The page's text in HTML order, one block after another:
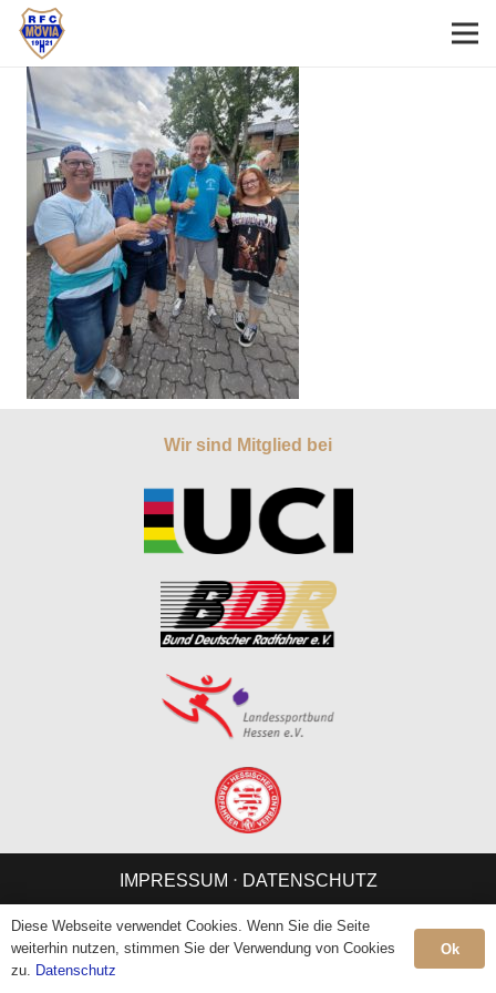
Wir sind Mitglied bei
IMPRESSUM ⋅ DATENSCHUTZ
Diese Webseite verwendet Cookies. Wenn Sie die Seite
weiterhin nutzen, stimmen Sie der Verwendung von Cookies
zu. Datenschutz
Ok